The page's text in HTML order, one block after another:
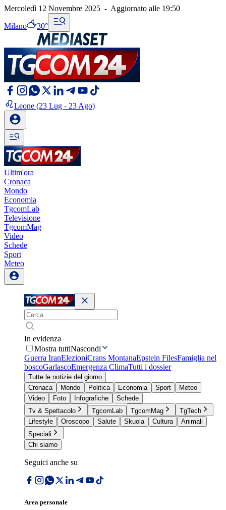
Mercoledì 12 Novembre 2025 - Aggiornato alle 19:50
Milano 30°
Leone (23 Lug - 23 Ago)
Ultim'ora
Cronaca
Mondo
Economia
TgcomLab
Televisione
TgcomMag
Video
Schede
Sport
Meteo
In evidenza
Mostra tuttiNascondi
Guerra IranElezioniCrans MontanaEpstein FilesFamiglia nel
boscoGarlascoEmergenza ClimaTutti i dossier
Tutte le notizie del giorno
Cronaca
Mondo Politica Economia Sport
Meteo
Video
Foto Infografiche
Schede
Tv & Spettacolo
TgcomLab TgcomMag
TgTech
Lifestyle
Oroscopo Salute Skuola Cultura
Animali
Speciali
Chi siamo
Seguici anche su
Area personale